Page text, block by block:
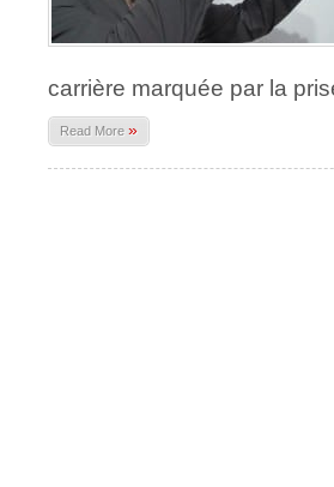
carrière marquée par la
Read More »